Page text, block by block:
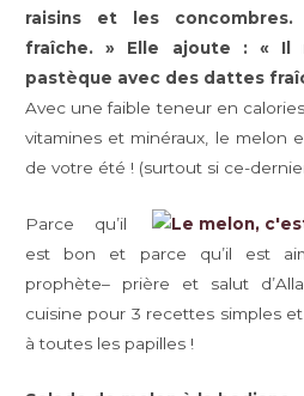
raisins et les
fraîche. » Elle ajoute : « Il
pastèque avec des dattes
Avec une faible teneur en
vitamines et minéraux, le melon
de votre été ! (surtout si ce-
Parce qu’il
est bon et parce qu’il est
prophète– prière et salut
cuisine pour 3 recettes simples
à toutes les papilles !